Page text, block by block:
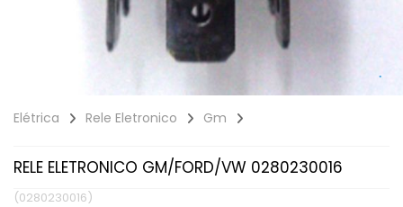
Elétrica Rele Eletronico Gm
RELE ELETRONICO GM/FORD/VW 0280230016
(0280230016)